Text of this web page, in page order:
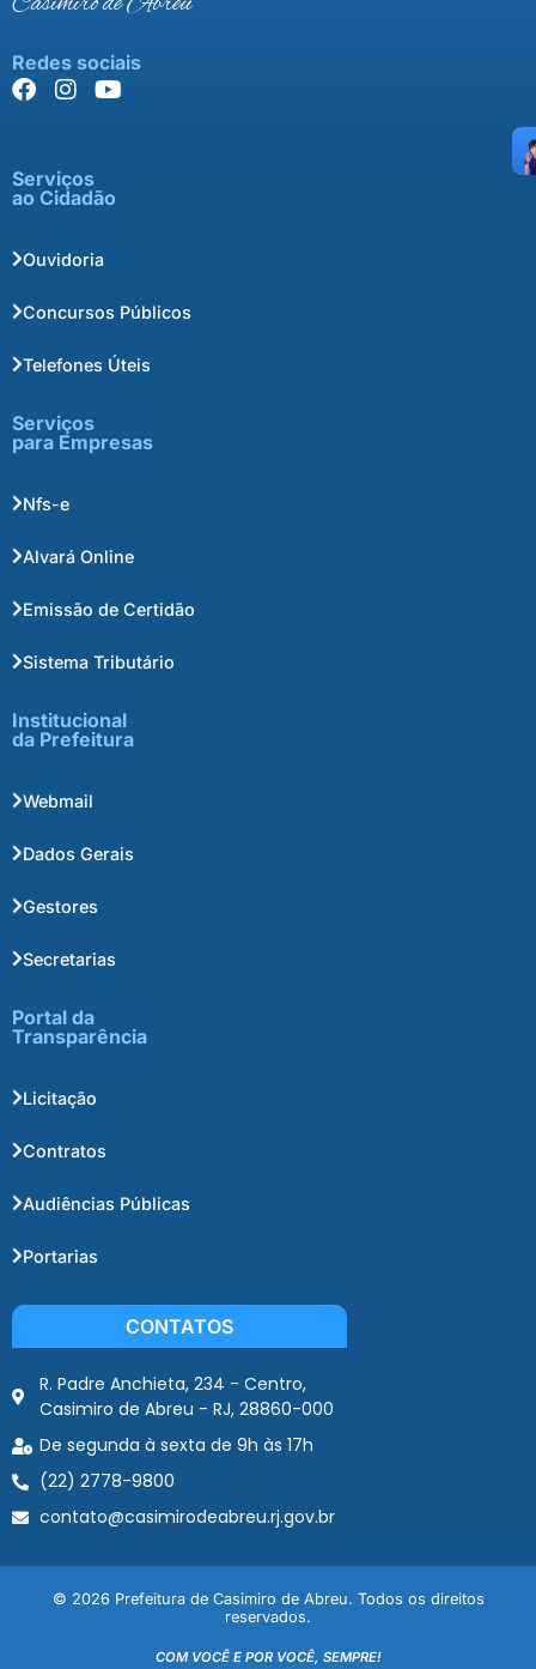
Redes sociais
Serviços
ao Cidadão
Ouvidoria
Concursos Públicos
Telefones Úteis
Serviços
para Empresas
Nfs-e
Alvará Online
Emissão de Certidão
Sistema Tributário
Institucional
da Prefeitura
Webmail
Dados Gerais
Gestores
Secretarias
Portal da
Transparência
Licitação
Contratos
Audiências Públicas
Portarias
CONTATOS
R. Padre Anchieta, 234 - Centro,
Casimiro de Abreu - RJ, 28860-000
De segunda à sexta de 9h às 17h
(22) 2778-9800
contato@casimirodeabreu.rj.gov.br
© 2026 Prefeitura de Casimiro de Abreu. Todos os direitos
reservados.
COM VOCÊ E POR VOCÊ, SEMPRE!